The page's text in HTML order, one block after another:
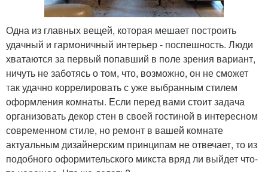
Одна из главных вещей, которая мешает построить
удачный и гармоничный интерьер - поспешность. Люди
хватаются за первый попавший в поле зрения вариант,
ничуть не заботясь о том, что, возможно, он не сможет
так удачно коррелировать с уже выбранным стилем
оформления комнаты. Если перед вами стоит задача
организовать декор стен в своей гостиной в интересном
современном стиле, но ремонт в вашей комнате
актуальным дизайнерским принципам не отвечает, то из
подобного оформительского микста вряд ли выйдет что-